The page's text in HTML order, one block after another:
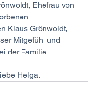
Ehefrau von
Klaus Grönwoldt,
Mitgefühl und
der Familie.
Helga.